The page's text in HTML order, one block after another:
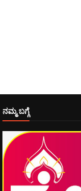
ನಮ್ಮ ಬಗ್ಗೆ